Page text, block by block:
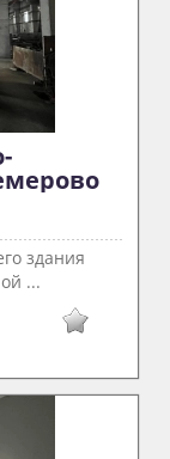
здания
...